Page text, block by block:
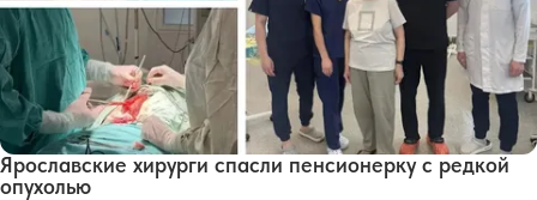
Ярославские хирурги спасли пенсионерку с редкой
опухолью